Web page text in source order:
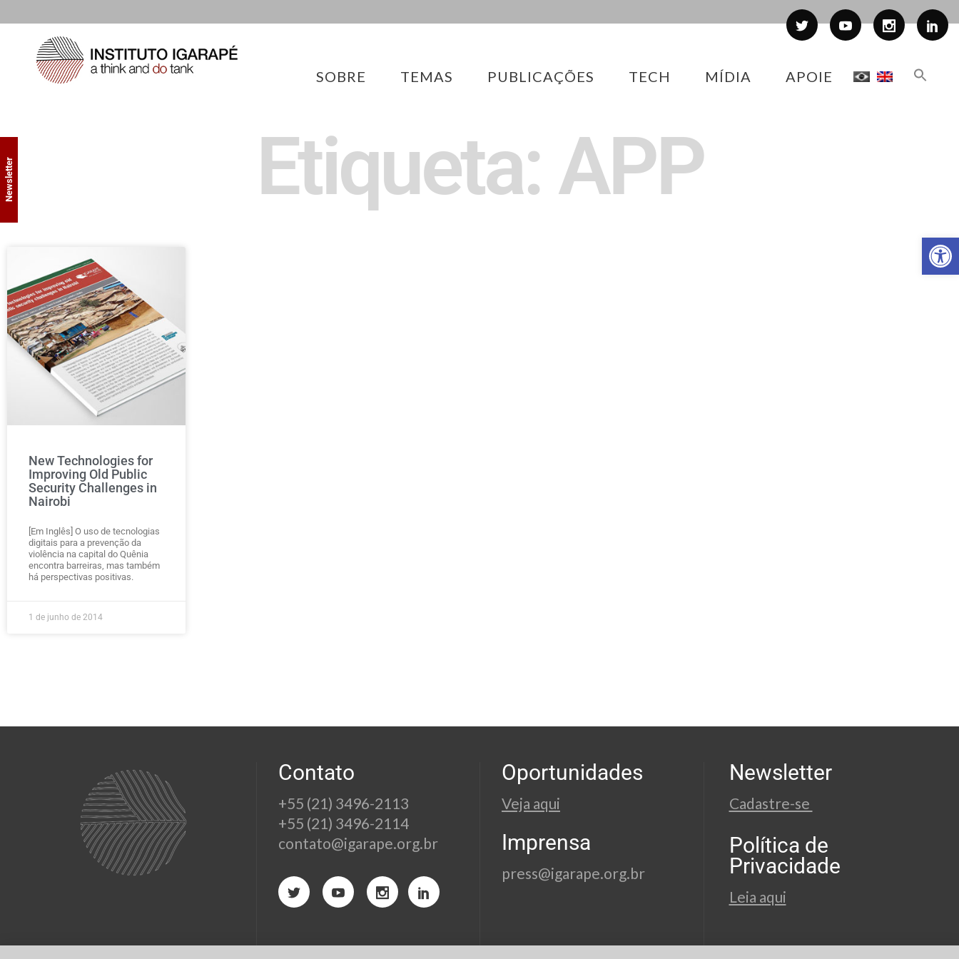
SOBRE TEMAS PUBLICAÇÕES TECH MÍDIA APOIE
Etiqueta: APP
New Technologies for
Improving Old Public
Security Challenges in
Nairobi
[Em Inglês] O uso de tecnologias
digitais para a prevenção da
violência na capital do Quênia
encontra barreiras, mas também
há perspectivas positivas.
1 de junho de 2014
Contato
+55 (21) 3496-2113
+55 (21) 3496-2114
contato@igarape.org.br
Oportunidades
Veja aqui
Imprensa
press@igarape.org.br
Newsletter
Cadastre-se
Política de
Privacidade
Leia aqui
Newsletter